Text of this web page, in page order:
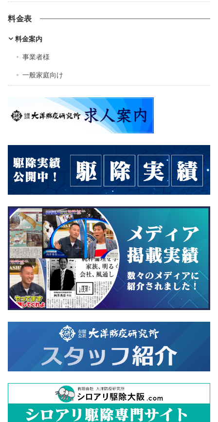
料金表
料金案内
事業者様
一般家庭向け